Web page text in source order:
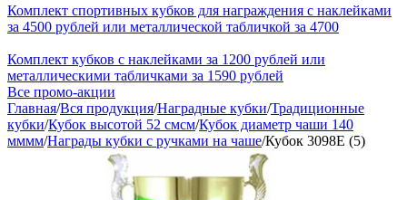
Комплект спортивных кубков для награждения с наклейками
за 4500 рублей или металлической табличкой за 4700
Комплект кубков с наклейками за 1200 рублей или
металлическими табличками за 1590 рублей
Все промо-акции
Главная/Вся продукция/Наградные кубки/Традиционные
кубки/Кубок высотой 52 смсм/Кубок диаметр чаши 140
мммм/Награды кубки с ручками на чаше/Кубок 3098E (5)